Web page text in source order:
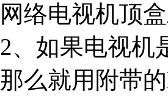
网络电视机顶
2、如果电视机
那么就用附带